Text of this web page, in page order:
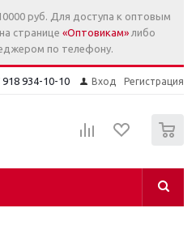
руб. Для доступа к оптовым
странице «Оптовикам»либо
по телефону.
Вход Регистрация
918 934-10-10